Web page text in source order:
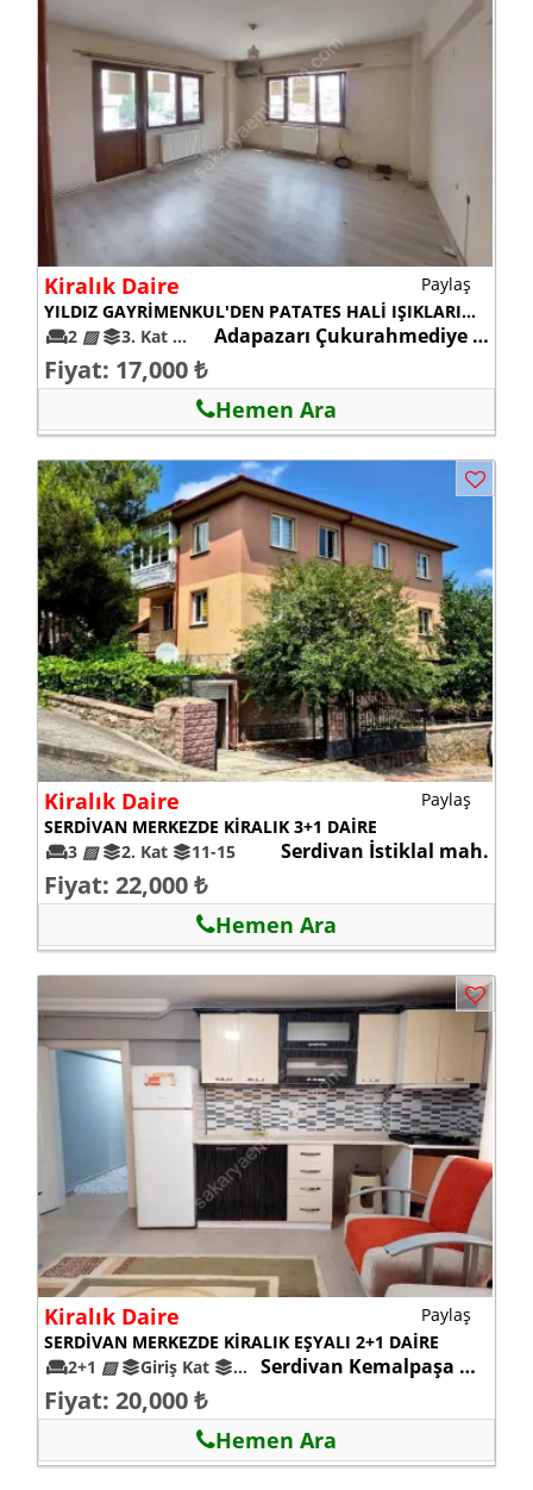
Kiralık Daire
YILDIZ GAYRİMENKUL'DEN PATATES HALİ IŞIKLARINDA KİRALIK DAİRE
2 ▨ 3. Kat 26+ Adapazarı Çukurahmediye mah.
Fiyat: 17,000 ₺
Hemen Ara
Paylaş
Kiralık Daire
SERDİVAN MERKEZDE KİRALIK 3+1 DAİRE
3 ▨ 2. Kat 11-15 Serdivan İstiklal mah.
Fiyat: 22,000 ₺
Hemen Ara
Paylaş
Kiralık Daire
SERDİVAN MERKEZDE KİRALIK EŞYALI 2+1 DAİRE
2+1 ▨ Giriş Kat 5-10 Serdivan Kemalpaşa mah.
Fiyat: 20,000 ₺
Hemen Ara
Paylaş